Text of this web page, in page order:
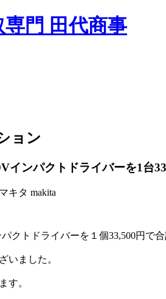
インパクトドライバーを1台
キタ makita
クトドライバーを１個33,500円で
いました。
す。